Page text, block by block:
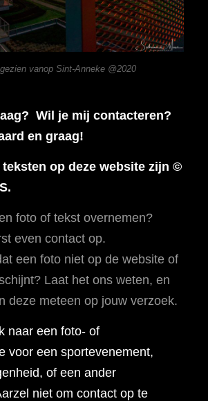
vanop Sint-Anneke @2020
Wil je mij contacteren?
en graag!
teksten op deze website zijn ©
foto of tekst overnemen?
even contact op.
een foto niet op de website of
Laat het ons weten, en
deze meteen op jouw verzoek.
naar een foto- of
voor een sportevenement,
of een ander
niet om contact op te